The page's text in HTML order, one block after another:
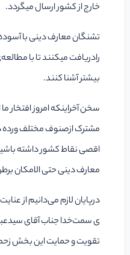
خارج از کشور ارسال میگردد.
تشنگان معارف دینی با
رادریافت میکنند تا با
بیشتر آشنا کنند.
مشترک ازصنوف مختلف ورده
اقصی نقاط کشور داشته باشیم
معارف دینی حتی الامکان
درپایان لازم می‌دانیم از
ی سمت‌خدا جناب آقای
تقویت و حمایت این بخش